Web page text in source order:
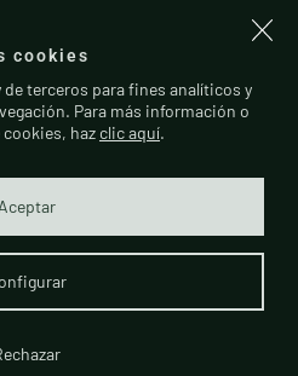
(España)
cookies
terceros para fines analíticos y
Para más información o
haz clic aquí.
Aceptar